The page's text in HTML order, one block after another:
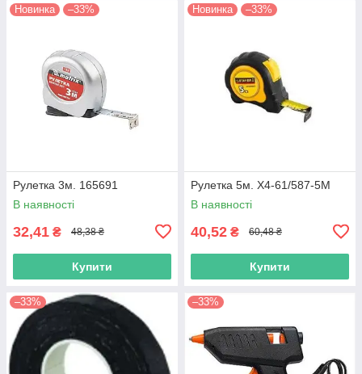
Новинка –33%
Рулетка 3м. 165691
В наявності
32,41 ₴ 48,38 ₴
Купити
Новинка –33%
Рулетка 5м. Х4-61/587-5М
В наявності
40,52 ₴ 60,48 ₴
Купити
–33% –33%